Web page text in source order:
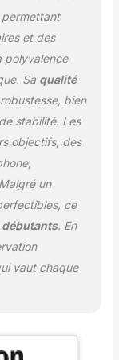
filtres.
couleur
les
de la
des
effort
de
sans fil
150EQ.
et des
polyvalence
Sa qualité
bien
stabilité. Les
objectifs, des
un
ce
. En
vaut chaque